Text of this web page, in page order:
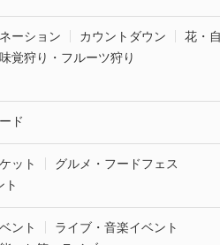
ーション カウントダウン
花・
味覚狩り・フルーツ狩り
ド
ット
グルメ・フードフェス
ト
ント
ライブ・音楽イベント